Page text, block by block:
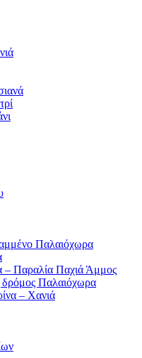
Παλαιόχωρα
– Παραλία Παχιά Άμμος
δρόμος Παλαιόχωρα
– Χανιά